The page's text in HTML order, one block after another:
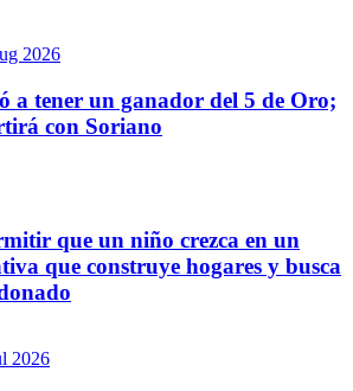
2026
a tener un ganador del 5 de Oro;
con Soriano
que un niño crezca en un
que construye hogares y busca
2026